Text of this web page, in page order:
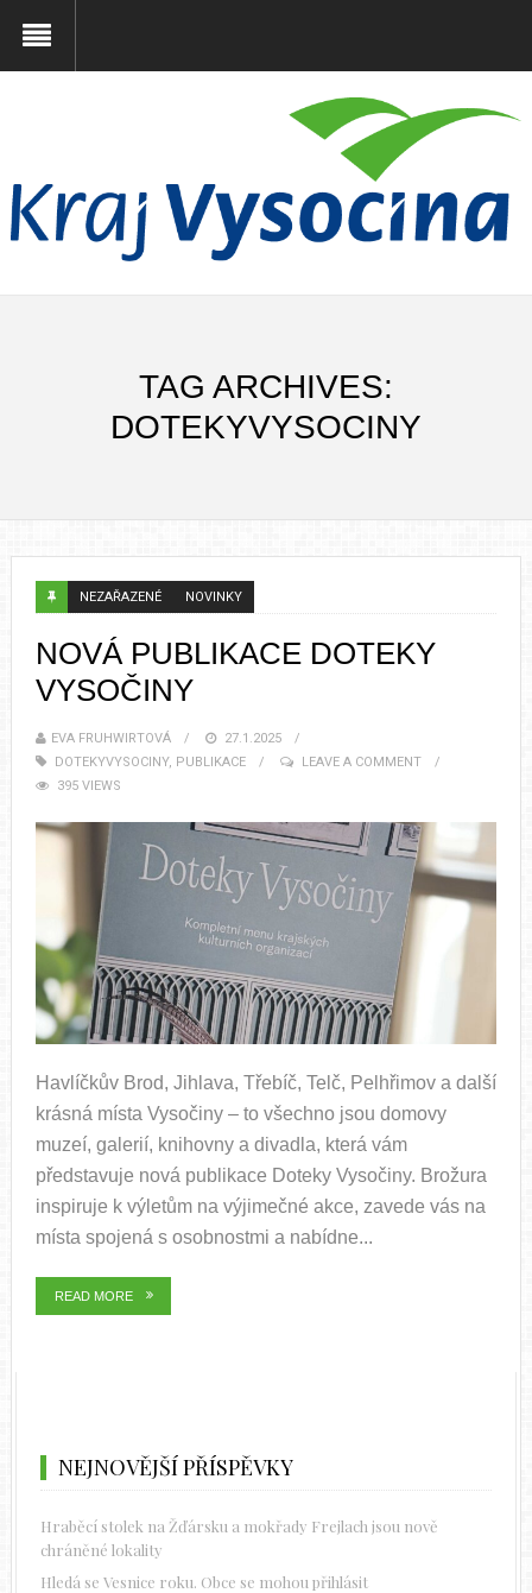
TAG ARCHIVES:
DOTEKYVYSOCINY
NEZAŘAZENÉ NOVINKY
NOVÁ PUBLIKACE DOTEKY
VYSOČINY
EVA FRUHWIRTOVÁ
27.1.2025
DOTEKYVYSOCINY, PUBLIKACE
LEAVE A COMMENT
395 VIEWS
Havlíčkův Brod, Jihlava, Třebíč, Telč, Pelhřimov a další
krásná místa Vysočiny – to všechno jsou domovy
muzeí, galerií, knihovny a divadla, která vám
představuje nová publikace Doteky Vysočiny. Brožura
inspiruje k výletům na výjimečné akce, zavede vás na
místa spojená s osobnostmi a nabídne...
READ MORE
NEJNOVĚJŠÍ PŘÍSPĚVKY
Hraběcí stolek na Žďársku a mokřady Frejlach jsou nově
chráněné lokality
Hledá se Vesnice roku. Obce se mohou přihlásit